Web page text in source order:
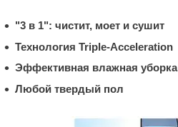
"3 в 1": чистит, моет и сушит
Технология Triple-Acceleration
Эффективная влажная уборка
Любой твердый пол